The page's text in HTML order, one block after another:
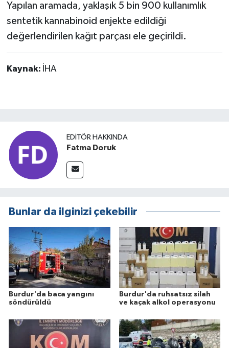
Yapılan aramada, yaklaşık 5 bin 900 kullanımlık
sentetik kannabinoid enjekte edildiği
değerlendirilen kağıt parçası ele geçirildi.
Kaynak: İHA
EDITÖR HAKKINDA
Fatma Doruk
Bunlar da ilginizi çekebilir
Burdur'da baca yangını
söndürüldü
Burdur'da ruhsatsız silah
ve kaçak alkol operasyonu